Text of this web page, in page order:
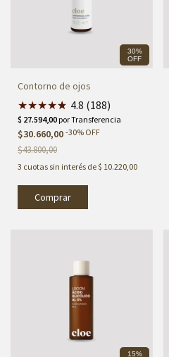
30%
OFF
Contorno de ojos
★★★★★
★ 4.8 (188)
$30.660,00 -30% OFF
$43.800,00
3 cuotas sin interés de$ 10.220,00
15%